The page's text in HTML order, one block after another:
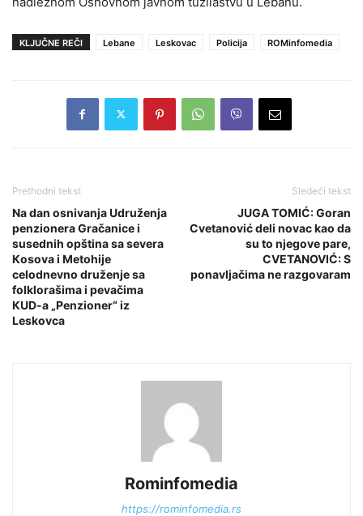
KLJUČNE REČI Lebane Leskovac Policija ROMinfomedia
Prethodni tekst
Na dan osnivanja Udruženja
penzionera Gračanice i
susednih opština sa severa
Кosova i Metohije
celodnevno druženje sa
folklorašima i pevačima
КUD-a „Penzioner“ iz
Leskovca
Sledeći tekst
JUGA TOMIĆ: Goran
Cvetanović deli novac kao da
su to njegove pare,
CVETANOVIĆ: S
ponavljačima ne razgovaram
Rominfomedia
https://rominfomedia.rs